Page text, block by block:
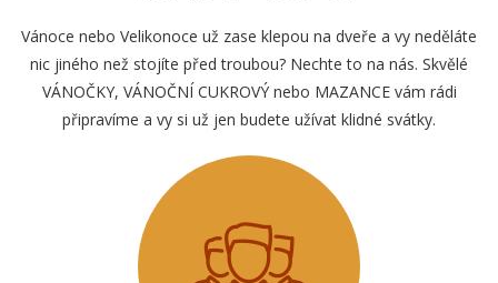
Vánoce nebo Velikonoce už zase klepou na dveře a vy neděláte
nic jiného než stojíte před troubou? Nechte to na nás. Skvělé
VÁNOČKY, VÁNOČNÍ CUKROVÝ nebo MAZANCE vám rádi
připravíme a vy si už jen budete užívat klidné svátky.